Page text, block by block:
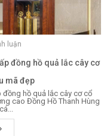
luận
đồng hồ quả lắc cây cơ
mã đẹp
hồ quả lắc cây cơ cổ
cao Đồng Hồ Thanh Hùng